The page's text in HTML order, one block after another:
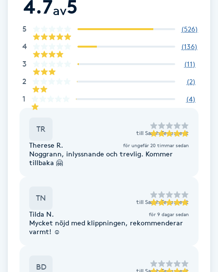
Extensions borttagning
Eyeliner-tatuering
Face framing
Fet hårbotten
Fibromassage
4.7av5
5 (526)
4 (136)
3 (11)
2 (2)
1 (4)
TR till Sarah Tedestedt
Therese R. för ungefär 20 timmar sedan
Noggrann, inlyssnande och trevlig. Kommer
tillbaka 🤗
TN till Sarah Tedestedt
Tilda N. för 9 dagar sedan
Mycket nöjd med klippningen, rekommenderar
varmt! ☺️
BD